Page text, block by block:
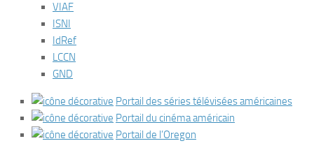
VIAF
ISNI
IdRef
LCCN
GND
Portail des séries télévisées américaines
Portail du cinéma américain
Portail de l’Oregon